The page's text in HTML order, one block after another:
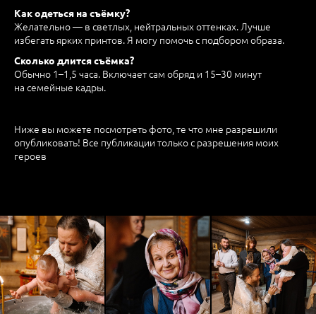
Как одеться на съёмку?
Желательно — в светлых, нейтральных оттенках. Лучше
избегать ярких принтов. Я могу помочь с подбором образа.
Сколько длится съёмка?
Обычно 1–1,5 часа. Включает сам обряд и 15–30 минут
на семейные кадры.
Ниже вы можете посмотреть фото, те что мне разрешили
опубликовать! Все публикации только с разрешения моих
героев